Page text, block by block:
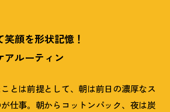
笑顔を形状記憶 ！
アルーティン
とは前提として、朝は前日の濃厚なス
仕事。朝からコットンパック、夜は炭